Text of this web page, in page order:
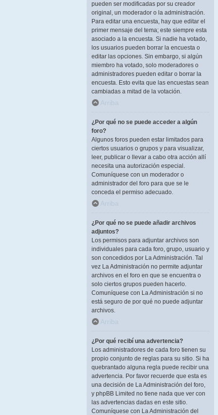
pueden ser modificadas por su creador
original, un moderador o la administración.
Para editar una encuesta, hay que editar el
primer mensaje del tema; este siempre esta
asociado a la encuesta. Si nadie ha votado,
los usuarios pueden borrar la encuesta o
editar las opciones. Sin embargo, si algún
miembro ha votado, solo moderadores o
administradores pueden editar o borrar la
encuesta. Esto evita que las encuestas sean
cambiadas a mitad de la votación.
Arriba
¿Por qué no se puede acceder a algún
foro?
Algunos foros pueden estar limitados para
ciertos usuarios o grupos y para visualizar,
leer, publicar o llevar a cabo otra acción allí
necesita una autorización especial.
Comuníquese con un moderador o
administrador del foro para que se le
conceda el permiso adecuado.
Arriba
¿Por qué no se puede añadir archivos
adjuntos?
Los permisos para adjuntar archivos son
individuales para cada foro, grupo, usuario y
son concedidos por La Administración. Tal
vez La Administración no permite adjuntar
archivos en el foro en que se encuentra o
solo ciertos grupos pueden hacerlo.
Comuníquese con La Administración si no
está seguro de por qué no puede adjuntar
archivos.
Arriba
¿Por qué recibí una advertencia?
Los administradores de cada foro tienen su
propio conjunto de reglas para su sitio. Si ha
quebrantado alguna regla puede recibir una
advertencia. Por favor recuerde que esta es
una decisión de La Administración del foro,
y phpBB Limited no tiene nada que ver con
las advertencias dadas en este sitio.
Comuníquese con La Administración del